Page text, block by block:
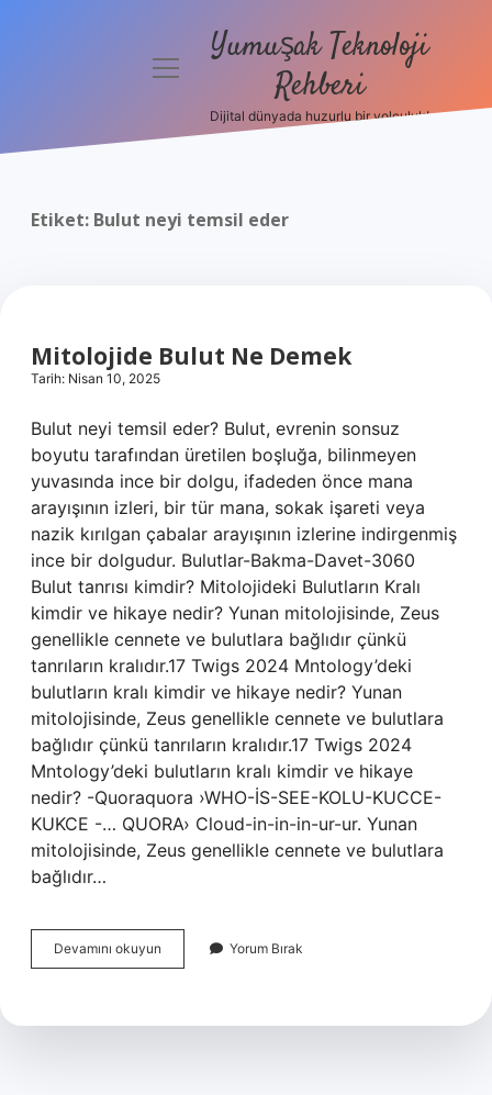
Politikası
menüyüYumuşak Teknoloji
Rehberi
Dijital dünyada huzurlu bir yolculuk!
Etiket: Bulut neyi temsil eder
Mitolojide Bulut Ne Demek
Tarih: Nisan 10, 2025
Bulut neyi temsil eder? Bulut, evrenin sonsuz
boyutu tarafından üretilen boşluğa, bilinmeyen
yuvasında ince bir dolgu, ifadeden önce mana
arayışının izleri, bir tür mana, sokak işareti veya
nazik kırılgan çabalar arayışının izlerine indirgenmiş
ince bir dolgudur. Bulutlar-Bakma-Davet-3060
Bulut tanrısı kimdir? Mitolojideki Bulutların Kralı
kimdir ve hikaye nedir? Yunan mitolojisinde, Zeus
genellikle cennete ve bulutlara bağlıdır çünkü
tanrıların kralıdır.17 Twigs 2024 Mntology’deki
bulutların kralı kimdir ve hikaye nedir? Yunan
mitolojisinde, Zeus genellikle cennete ve bulutlara
bağlıdır çünkü tanrıların kralıdır.17 Twigs 2024
Mntology’deki bulutların kralı kimdir ve hikaye
nedir? -Quoraquora ›WHO-İS-SEE-KOLU-KUCCE-
KUKCE -… QUORA› Cloud-in-in-in-ur-ur. Yunan
mitolojisinde, Zeus genellikle cennete ve bulutlara
bağlıdır…
Devamını okuyun Mitolojide
Bulut
Yorum Bırak